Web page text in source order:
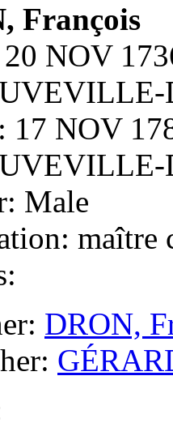
François
NOV
17 NOV
Male
maître
DRON,